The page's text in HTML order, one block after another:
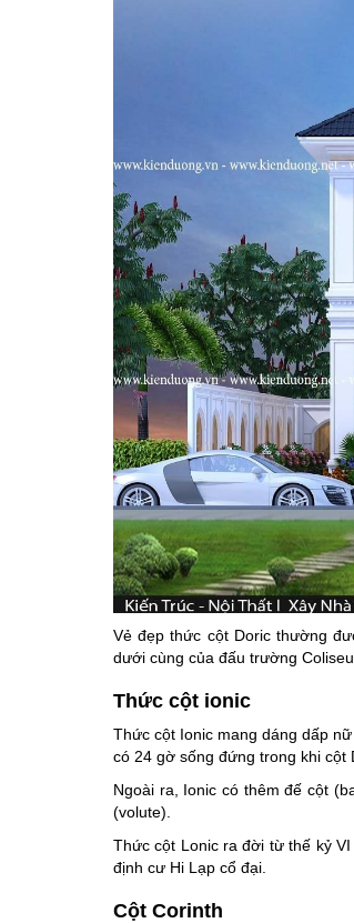
Vẻ đẹp thức cột Doric thường
dưới cùng của đấu trường
Thức cột ionic
Thức cột Ionic mang dáng dấp
có 24 gờ sống đứng trong khi cột
Ngoài ra, Ionic có thêm đế cột
(volute).
Thức cột Lonic ra đời từ thế kỷ
định cư Hi Lạp cổ đại.
Cột Corinth